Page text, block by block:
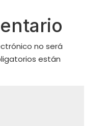
no será
están